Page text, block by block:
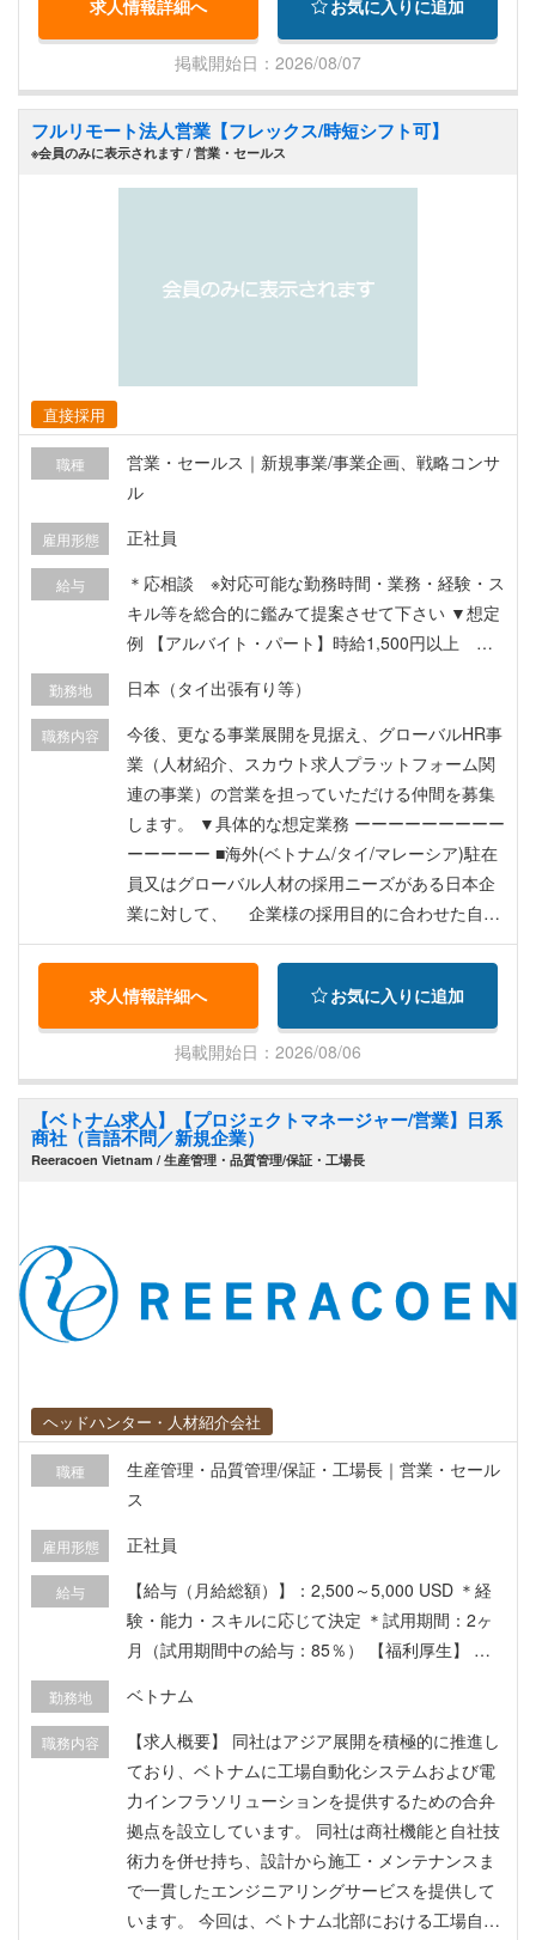
ろん歓迎ですが 今回の採用では業界経験以上に、
自ら顧客との接点を創出し 新規開拓に取り組んで
きた営業経験を重視しています。 そのため、 ・法
人営業経験（有形商材・無形商材不問） ・物流業
界での知見・経験 ・海外ビジネスへの興味・関心
・新規開拓営業のご経験 いずれかをお持ちの方に
ぜひご検討いただきたいポジションです。
求人情報詳細へ お気に入りに追加
掲載開始日：2026/08/07
フルリモート法人営業【フレックス/時短シフト可】
※会員のみに表示されます / 営業・セールス
直接採用
職種
営業・セールス｜新規事業/事業企画、戦略コンサ
ル
雇用形態 正社員
給与
＊応相談 ※対応可能な勤務時間・業務・経験・ス
キル等を総合的に鑑みて提案させて下さい ▼想定
例 【アルバイト・パート】時給1,500円以上 ＊
場合】※対応可能な勤務時間・業務・経験・スキル
等を総合的に鑑みて提案させて下さい 【正社員の
場合（日本在住者のみ）】年収400万円～ （雇
用形態は正社員/アルバイト/パート/インターン/業
務委託など幅広く検討可能ですが、週15時間以上
勤務できることが条件となります）。
勤務地 日本（タイ出張有り等）
職務内容
今後、更なる事業展開を見据え、グローバルHR事
業（人材紹介、スカウト求人プラットフォーム関
連の事業）の営業を担っていただける仲間を募集
します。 ▼具体的な想定業務 ーーーーーーーーー
ーーーーー ■海外(ベトナム/タイ/マレーシア)駐在
員又はグローバル人材の採用ニーズがある日本企
業に対して、 企業様の採用目的に合わせた自社
サービス（人材紹介やスカウト求人メディア）を
緒に伴走いただく ■その他、目的達成のために一
緒に考え、事業を推進いただく ーーーーーーーー
ーーーーーー 基本的にリモート・在宅ワークとな
るため、主体的に考え、業務をお任せできる方を
求めています。 ＊決まった固定業務だけを淡々と
行いたい方よりも、何でも柔軟に取り組む意欲が
求人情報詳細へ お気に入りに追加
掲載開始日：2026/08/06
【ベトナム求人】【プロジェクトマネージャー/営業】日系
商社（言語不問／新規企業）
Reeracoen Vietnam / 生産管理・品質管理/保証・工場長
ヘッドハンター・人材紹介会社
職種
生産管理・品質管理/保証・工場長｜営業・セール
ス
雇用形態 正社員
給与
【給与（月給総額）】：2,500～5,000 USD ＊経
験・能力・スキルに応じて決定 ＊試用期間：2ヶ
月（試用期間中の給与：85％） 【福利厚生】 ・
手当 ・海外医療保険 ・社会保険
勤務地 ベトナム
職務内容
【求人概要】 同社はアジア展開を積極的に推進し
ており、ベトナムに工場自動化システムおよび電
力インフラソリューションを提供するための合弁
拠点を設立しています。 同社は商社機能と自社技
術力を併せ持ち、設計から施工・メンテナンスま
で一貫したエンジニアリングサービスを提供して
います。 今回は、ベトナム北部における工場自動